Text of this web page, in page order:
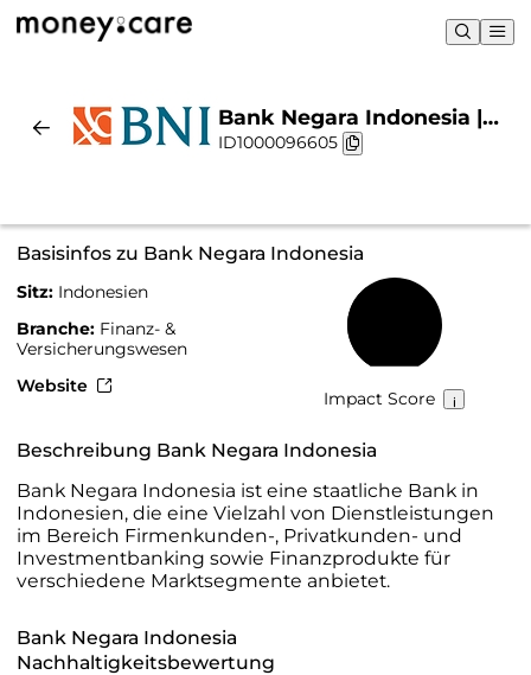
Bank Negara Indonesia |
Nachhaltigkeit & Chart
ID1000096605
Basisinfos zu Bank Negara Indonesia
Sitz: Indonesien
Branche: Finanz- &
Versicherungswesen
Website
Impact Score
Beschreibung Bank Negara Indonesia
Bank Negara Indonesia ist eine staatliche Bank in
Indonesien, die eine Vielzahl von Dienstleistungen
im Bereich Firmenkunden-, Privatkunden- und
Investmentbanking sowie Finanzprodukte für
verschiedene Marktsegmente anbietet.
Bank Negara Indonesia
Nachhaltigkeitsbewertung